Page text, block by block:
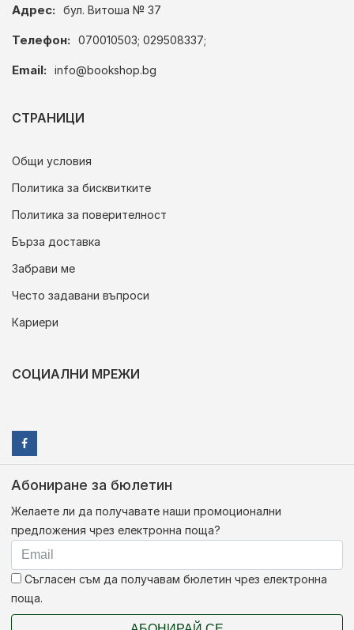
Адрес: бул. Витоша № 37
Телефон: 070010503; 029508337;
Email: info@bookshop.bg
СТРАНИЦИ
Общи условия
Политика за бисквитките
Политика за поверителност
Бърза доставка
Забрави ме
Често задавани въпроси
Кариери
СОЦИАЛНИ МРЕЖИ
Абониране за бюлетин
Желаете ли да получавате наши промоционални
предложения чрез електронна поща?
Съгласен съм да получавам бюлетин чрез електронна
поща.